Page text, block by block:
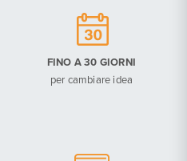
FINO A 30 GIORNI
per cambiare idea